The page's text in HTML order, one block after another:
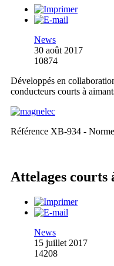
News
30 août 2017
10874
Développés en
conducteurs courts à
Référence XB-934 -
Attelages courts
News
15 juillet 2017
14208